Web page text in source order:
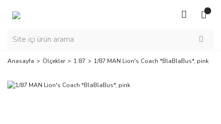
Anasayfa Ölçekler 1:87 1/87 MAN Lion's Coach *BlaBlaBus*, pink